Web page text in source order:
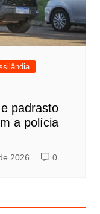
padrasto
a polícia
2026 0